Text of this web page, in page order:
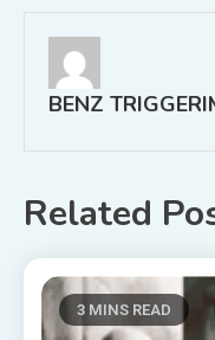
BENZ
Related
3 MINS READ